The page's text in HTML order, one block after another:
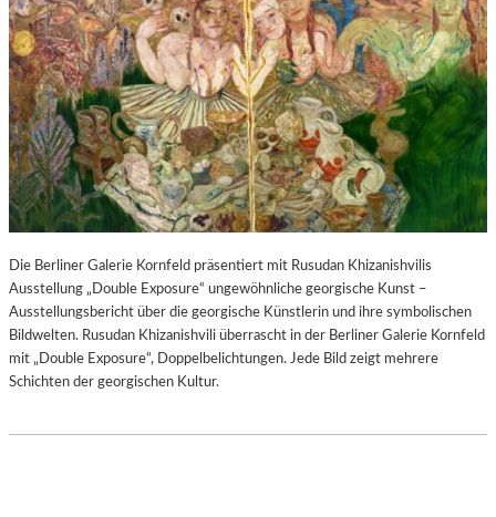
Die Berliner Galerie Kornfeld präsentiert mit Rusudan Khizanishvilis
Ausstellung „Double Exposure“ ungewöhnliche georgische Kunst –
Ausstellungsbericht über die georgische Künstlerin und ihre symbolischen
Bildwelten. Rusudan Khizanishvili überrascht in der Berliner Galerie Kornfeld
mit „Double Exposure“, Doppelbelichtungen. Jede Bild zeigt mehrere
Schichten der georgischen Kultur.